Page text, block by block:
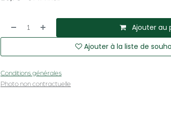
Ajouter au
Ajouter à la liste de
Conditions générales
Photo non contractuelle